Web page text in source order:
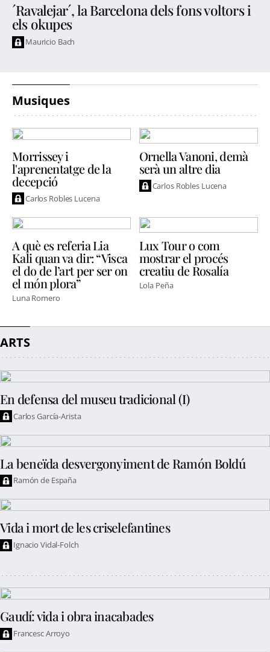
´Ravalejar´, la Barcelona dels fons voltors i
els okupes
Mauricio Bach
Musiques
Morrissey i
l'aprenentatge de la
decepció
Carlos Robles Lucena
Ornella Vanoni, demà
serà un altre dia
Carlos Robles Lucena
A què es referia Lia
Kali quan va dir: “Visca
el do de l’art per ser on
el món plora”
Luna Romero
Lux Tour o com
mostrar el procés
creatiu de Rosalía
Lola Peña
ARTS
En defensa del museu tradicional (I)
Carlos García-Arista
La beneïda desvergonyiment de Ramón Boldú
Ramón de España
Vida i mort de les criselefantines
Ignacio Vidal-Folch
Gaudí: vida i obra inacabades
Francesc Arroyo